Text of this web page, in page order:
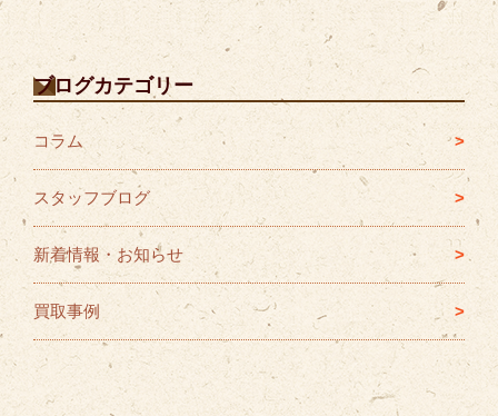
ブログカテゴリー
コラム
スタッフブログ
新着情報・お知らせ
買取事例